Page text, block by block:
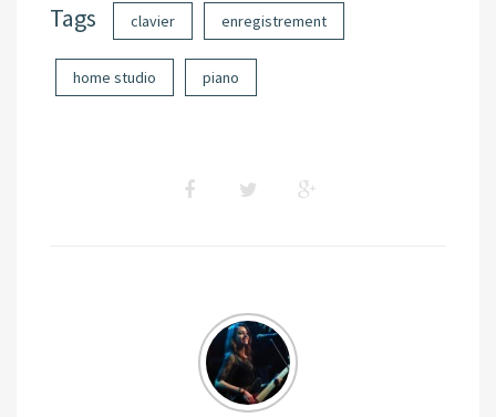
Tags clavier enregistrement
home studio piano